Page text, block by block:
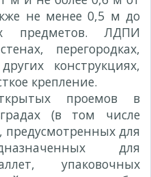
не менее 0,5 м до
предметов. ЛДПИ
перегородках,
конструкциях,
крепление.
проемов в
(в том числе
предусмотренных для
для
упаковочных